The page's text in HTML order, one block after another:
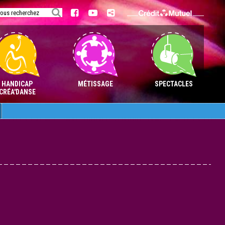
Aller
au
contenu
HANDICAP
CRÉA'DANSE
MÉTISSAGE SPECTACLES